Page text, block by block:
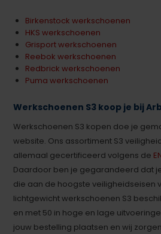
Birkenstock werkschoenen
HKS werkschoenen
Grisport werkschoenen
Reebok werkschoenen
Redbrick werkschoenen
Puma werkschoenen
Werkschoenen S3 koop je bij
Werkschoenen S3 kopen doe je
website. Ons assortiment S3
allemaal gecertificeerd volgens de
Daardoor ben je gegarandeerd dat
die aan de hoogste veiligheidseisen
lichtgewicht werkschoenen S3
en met 50 in hoge en lage
jouw bestelling plaatsen en wij